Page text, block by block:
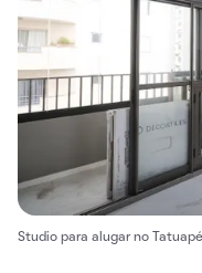
Studio para alugar no